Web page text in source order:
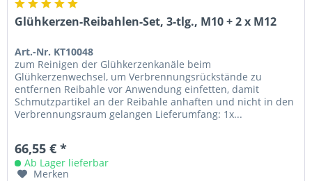
Glühkerzen-Reibahlen-Set, 3-tlg., M10 + 2 x M12
Art.-Nr. KT10048
zum Reinigen der Glühkerzenkanäle beim
Glühkerzenwechsel, um Verbrennungsrückstände zu
entfernen Reibahle vor Anwendung einfetten, damit
Schmutzpartikel an der Reibahle anhaften und nicht in den
Verbrennungsraum gelangen Lieferumfang: 1x...
66,55 € *
Ab Lager lieferbar
Merken